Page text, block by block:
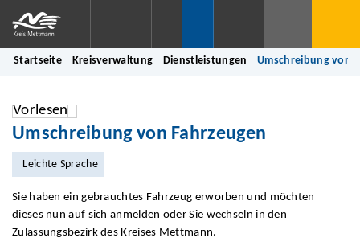
Startseite Kreisverwaltung Dienstleistungen Umschreibung von
Vorlesen
Umschreibung von Fahrzeugen
Leichte Sprache
Sie haben ein gebrauchtes Fahrzeug erworben und möchten
dieses nun auf sich anmelden oder Sie wechseln in den
Zulassungsbezirk des Kreises Mettmann.